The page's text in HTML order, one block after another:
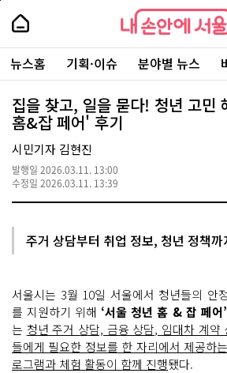
본
로
가
내
손
안
에
서
울
-
서
울
시
대
표
소
통
포
내
손
에
울
주
요
서
뉴스홈 기획·이슈 분야별 뉴스
집을 찾고, 일을 묻다! 청년 고민
홈&잡 페어' 후기
시민기자 김현진
발행일 2026.03.11. 13:00
수정일 2026.03.11. 13:39
주거 상담부터 취업 정보, 청년 정책까
서울시는 3월 10일 서울에서 청년들의 안
를 지원하기 위해 ‘서울 청년 홈 & 잡 페어’
는 청년 주거 상담, 금융 상담, 임대차 계약
들에게 필요한 정보를 한 자리에서 제공하
로그램과 체험 활동이 함께 진행됐다.
페
상
단
로